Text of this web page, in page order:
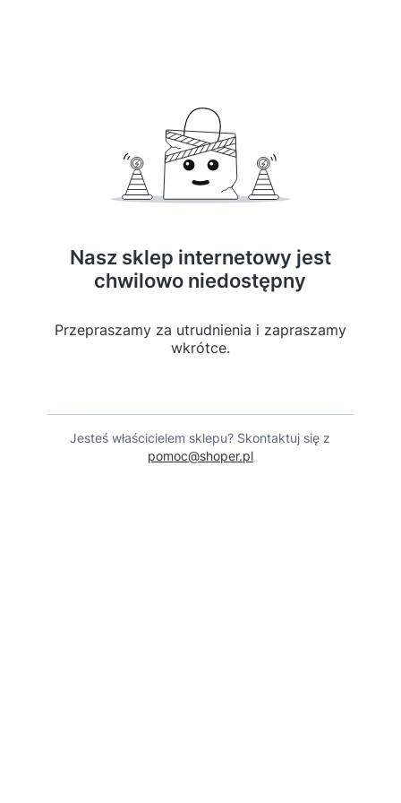
Nasz sklep internetowy jest
chwilowo niedostępny
Przepraszamy za utrudnienia i zapraszamy
wkrótce.
Jesteś właścicielem sklepu? Skontaktuj się z
pomoc@shoper.pl